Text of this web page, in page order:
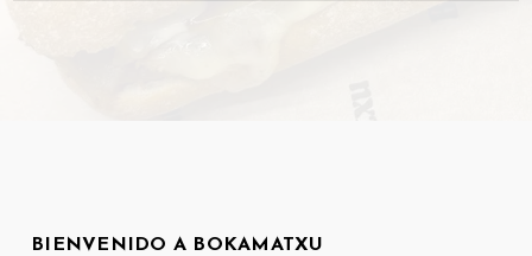
BIENVENIDO A BOKAMATXU